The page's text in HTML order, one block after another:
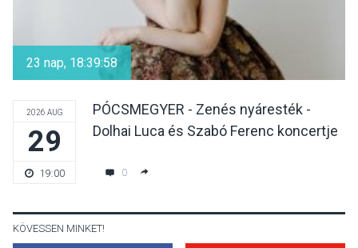
Bogdányban programokkal
teli búcsúhétvége lesz
23 nap, 18:39:57
2026 AUG
29
19:00
PÓCSMEGYER - Zenés nyáresték -
Dolhai Luca és Szabó Ferenc koncertje
0
KÖVESSEN MINKET!